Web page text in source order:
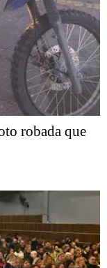
robada que